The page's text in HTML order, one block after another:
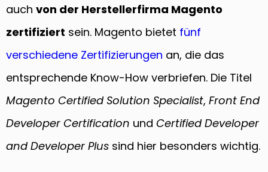
auch von der Herstellerfirma Magento
zertifiziert sein. Magento bietet fünf
verschiedene Zertifizierungen an, die das
entsprechende Know-How verbriefen. Die Titel
Magento Certified Solution Specialist, Front End
Developer Certification und Certified Developer
and Developer Plus sind hier besonders wichtig.